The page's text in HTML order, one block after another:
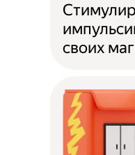
своих